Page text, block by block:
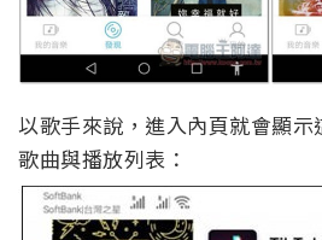
以歌手來說，進入內頁就會顯
歌曲與播放列表：